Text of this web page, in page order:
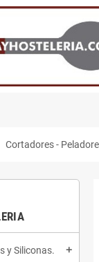
Cortadores -
y Siliconas. add